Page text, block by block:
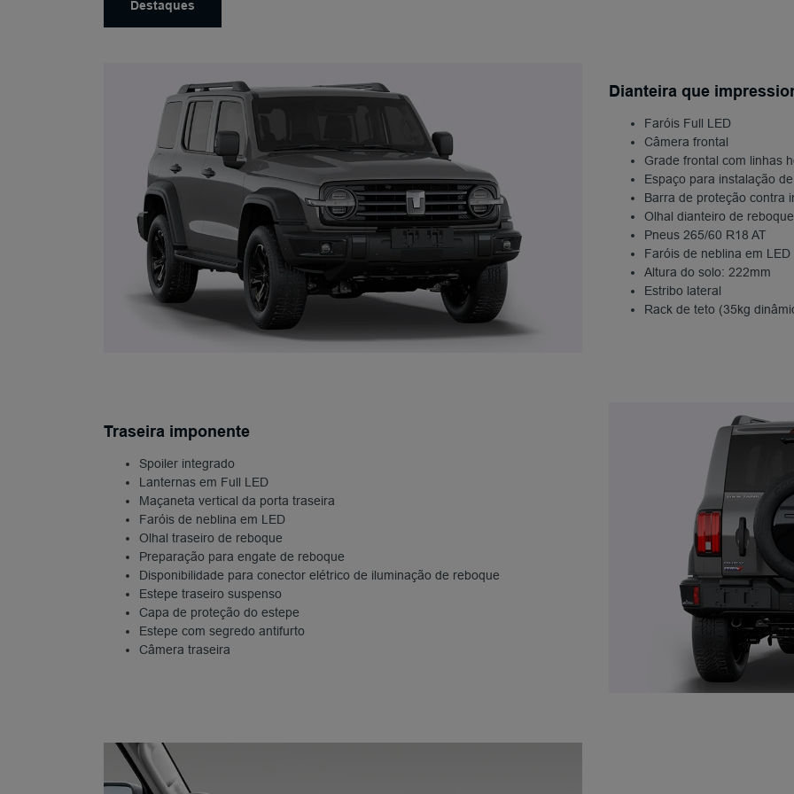
Destaques
Dianteira que
Faróis Full LED
Câmera frontal
Grade frontal com linhas
Espaço para instalação
Barra de proteção contra
Olhal dianteiro de reboque
Pneus 265/60 R18 AT
Faróis de neblina em
Altura do solo: 222mm
Estribo lateral
Rack de teto (35kg
Traseira imponente
Spoiler integrado
Lanternas em Full LED
Maçaneta vertical da porta traseira
Faróis de neblina em LED
Olhal traseiro de reboque
Preparação para engate de reboque
Disponibilidade para conector elétrico de iluminação de reboque
Estepe traseiro suspenso
Capa de proteção do estepe
Estepe com segredo antifurto
Câmera traseira